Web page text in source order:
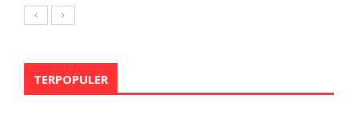
TERPOPULER